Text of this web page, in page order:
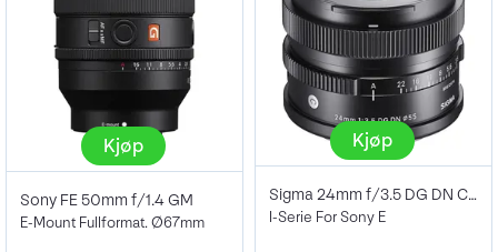
Kjøp
Sony FE 50mm f/1.4 GM
E-Mount Fullformat. Ø67mm
Kjøp
Sigma 24mm f/3.5 DG DN Contemporary
I-Serie For Sony E